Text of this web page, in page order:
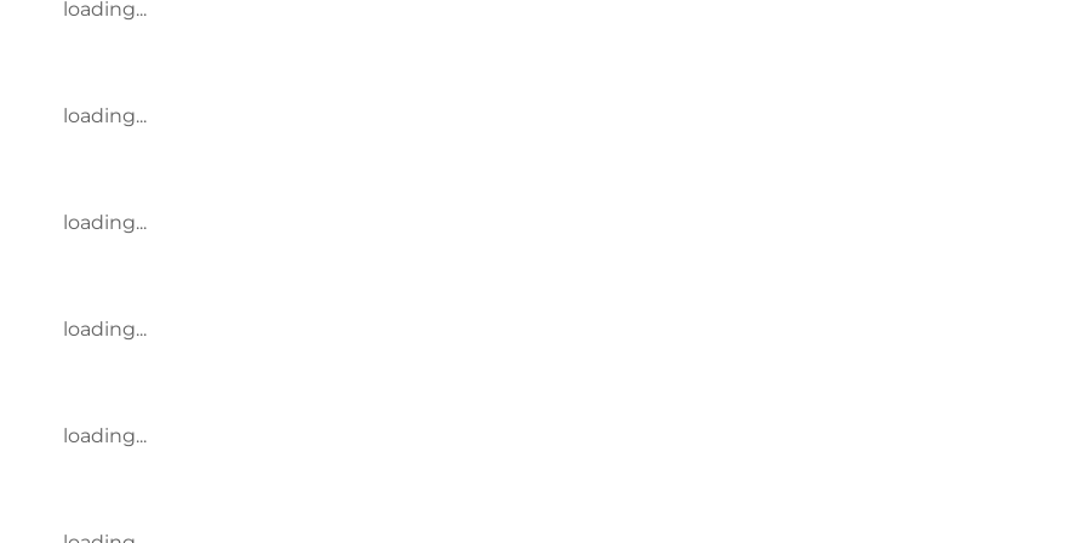
loading...
loading...
loading...
loading...
loading...